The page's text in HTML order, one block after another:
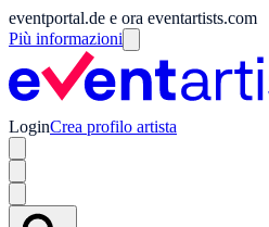
eventportal.de e ora eventartists.com
Più informazioni
LoginCrea profilo artista